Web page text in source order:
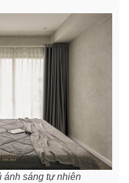
ánh sáng tự nhiên